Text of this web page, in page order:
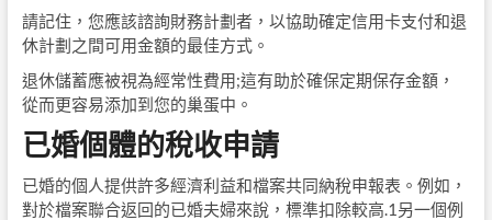
請記住，您應該諮詢財務計劃者，以協助確定信用卡支付和退
休計劃之間可用金額的最佳方式。
退休儲蓄應被視為經常性費用;這有助於確保定期保存金額，
從而更容易添加到您的巢蛋中。
已婚個體的稅收申請
已婚的個人提供許多經濟利益和檔案共同納稅申報表。例如，
對於檔案聯合返回的已婚夫婦來說，標準扣除較高.1另一個例